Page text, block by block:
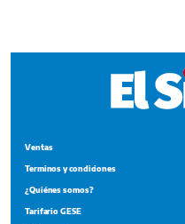
Suplementos